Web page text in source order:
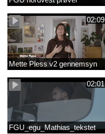
02:09
Mette Pless v2 gennemsyn
02:01
FGU_egu_Mathias_tekstet